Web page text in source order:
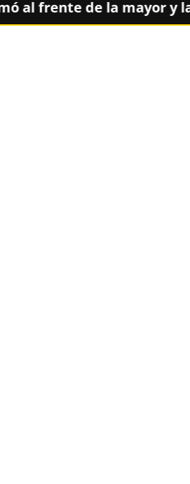
de la mayor y la sub 20